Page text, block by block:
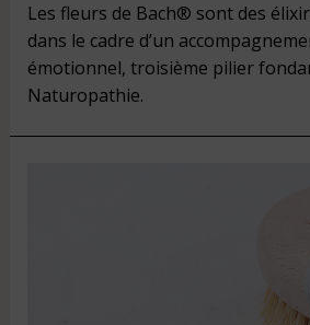
Les fleurs de Bach® sont des
dans le cadre d’un
émotionnel, troisième pilier
Naturopathie.